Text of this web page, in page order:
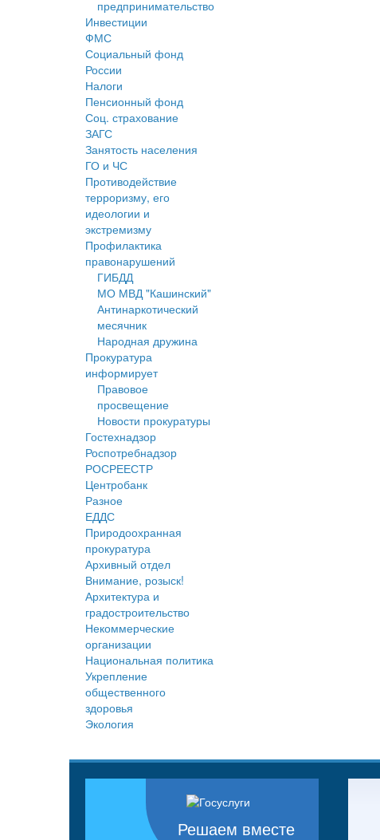
предпринимательство
Инвестиции
ФМС
Социальный фонд
России
Налоги
Пенсионный фонд
Соц. страхование
ЗАГС
Занятость населения
ГО и ЧС
Противодействие
терроризму, его
идеологии и
экстремизму
Профилактика
правонарушений
ГИБДД
МО МВД "Кашинский"
Антинаркотический
месячник
Народная дружина
Прокуратура
информирует
Правовое
просвещение
Новости прокуратуры
Гостехнадзор
Роспотребнадзор
РОСРЕЕСТР
Центробанк
Разное
ЕДДС
Природоохранная
прокуратура
Архивный отдел
Внимание, розыск!
Архитектура и
градостроительство
Некоммерческие
организации
Национальная политика
Укрепление
общественного
здоровья
Экология
Решаем вместе